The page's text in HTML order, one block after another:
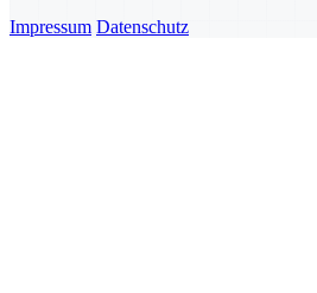
Impressum Datenschutz